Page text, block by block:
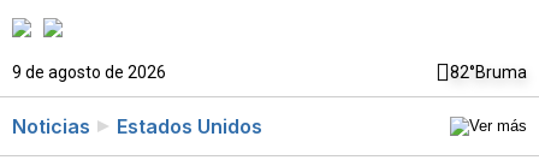
9 de agosto de 2026 82°Bruma
Noticias Estados Unidos